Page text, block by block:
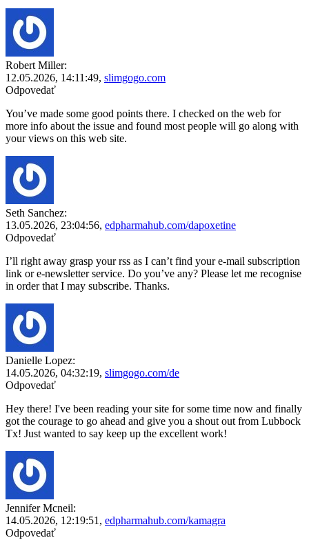
Robert Miller:
12.05.2026, 14:11:49, slimgogo.com
Odpovedať
You’ve made some good points there. I checked on the web for
more info about the issue and found most people will go along with
your views on this web site.
Seth Sanchez:
13.05.2026, 23:04:56, edpharmahub.com/dapoxetine
Odpovedať
I’ll right away grasp your rss as I can’t find your e-mail subscription
link or e-newsletter service. Do you’ve any? Please let me recognise
in order that I may subscribe. Thanks.
Danielle Lopez:
14.05.2026, 04:32:19, slimgogo.com/de
Odpovedať
Hey there! I've been reading your site for some time now and finally
got the courage to go ahead and give you a shout out from Lubbock
Tx! Just wanted to say keep up the excellent work!
Jennifer Mcneil:
14.05.2026, 12:19:51 , edpharmahub.com/kamagra
Odpovedať